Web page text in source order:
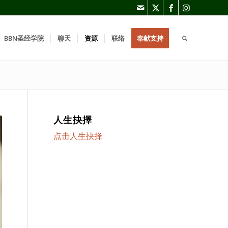
BBN圣经学院 聊天 资源 联络 奉献支持
人生抉擇
点击人生抉择